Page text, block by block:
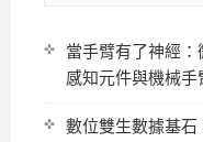
當手臂有了神經
感知元件與機械手
數位雙生數據基